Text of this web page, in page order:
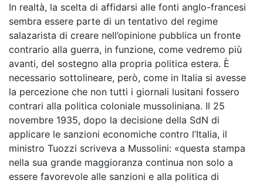
In realtà, la scelta di affidarsi alle fonti anglo-francesi
sembra essere parte di un tentativo del regime
salazarista di creare nell’opinione pubblica un fronte
contrario alla guerra, in funzione, come vedremo più
avanti, del sostegno alla propria politica estera. È
necessario sottolineare, però, come in Italia si avesse
la percezione che non tutti i giornali lusitani fossero
contrari alla politica coloniale mussoliniana. Il 25
novembre 1935, dopo la decisione della SdN di
applicare le sanzioni economiche contro l’Italia, il
ministro Tuozzi scriveva a Mussolini: «questa stampa
nella sua grande maggioranza continua non solo a
essere favorevole alle sanzioni e alla politica di